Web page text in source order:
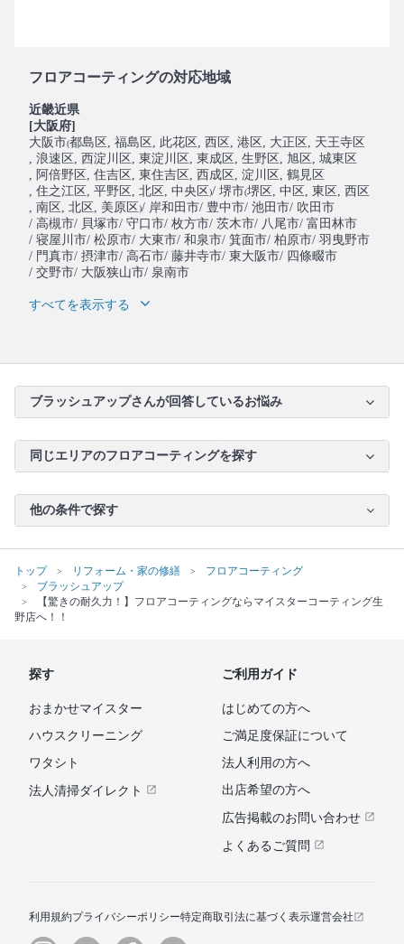
フロアコーティングの対応地域
近畿近県
[大阪府]
大阪市(都島区 , 福島区 , 此花区 , 西区 , 港区 , 大正区 , 天王寺区
, 浪速区 , 西淀川区 , 東淀川区 , 東成区 , 生野区 , 旭区 , 城東区
, 阿倍野区 , 住吉区 , 東住吉区 , 西成区 , 淀川区 , 鶴見区
, 住之江区 , 平野区 , 北区 , 中央区)/ 堺市(堺区 , 中区 , 東区 , 西区
, 南区 , 北区 , 美原区)/ 岸和田市/ 豊中市/ 池田市/ 吹田市
/ 高槻市/ 貝塚市/ 守口市/ 枚方市/ 茨木市/ 八尾市/ 富田林市
/ 寝屋川市/ 松原市/ 大東市/ 和泉市/ 箕面市/ 柏原市/ 羽曳野市
/ 門真市/ 摂津市/ 高石市/ 藤井寺市/ 東大阪市/ 四條畷市
/ 交野市/ 大阪狭山市/ 泉南市
すべてを表示する
ブラッシュアップさんが回答しているお悩み
同じエリアのフロアコーティングを探す
他の条件で探す
トップ リフォーム・家の修繕
フロアコーティング
ブラッシュアップ
【驚きの耐久力！】フロアコーティングならマイスターコーティング生
野店へ！！
探す
おまかせマイスター
ハウスクリーニング
ワタシト
法人清掃ダイレクト
ご利用ガイド
はじめての方へ
ご満足度保証について
法人利用の方へ
出店希望の方へ
広告掲載のお問い合わせ
よくあるご質問
利用規約プライバシーポリシー特定商取引法に基づく表示運営会社